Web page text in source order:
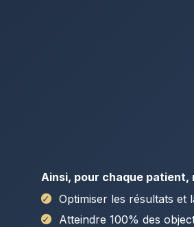
Ainsi, pour chaque
Optimiser les résultats et
Atteindre 100% des